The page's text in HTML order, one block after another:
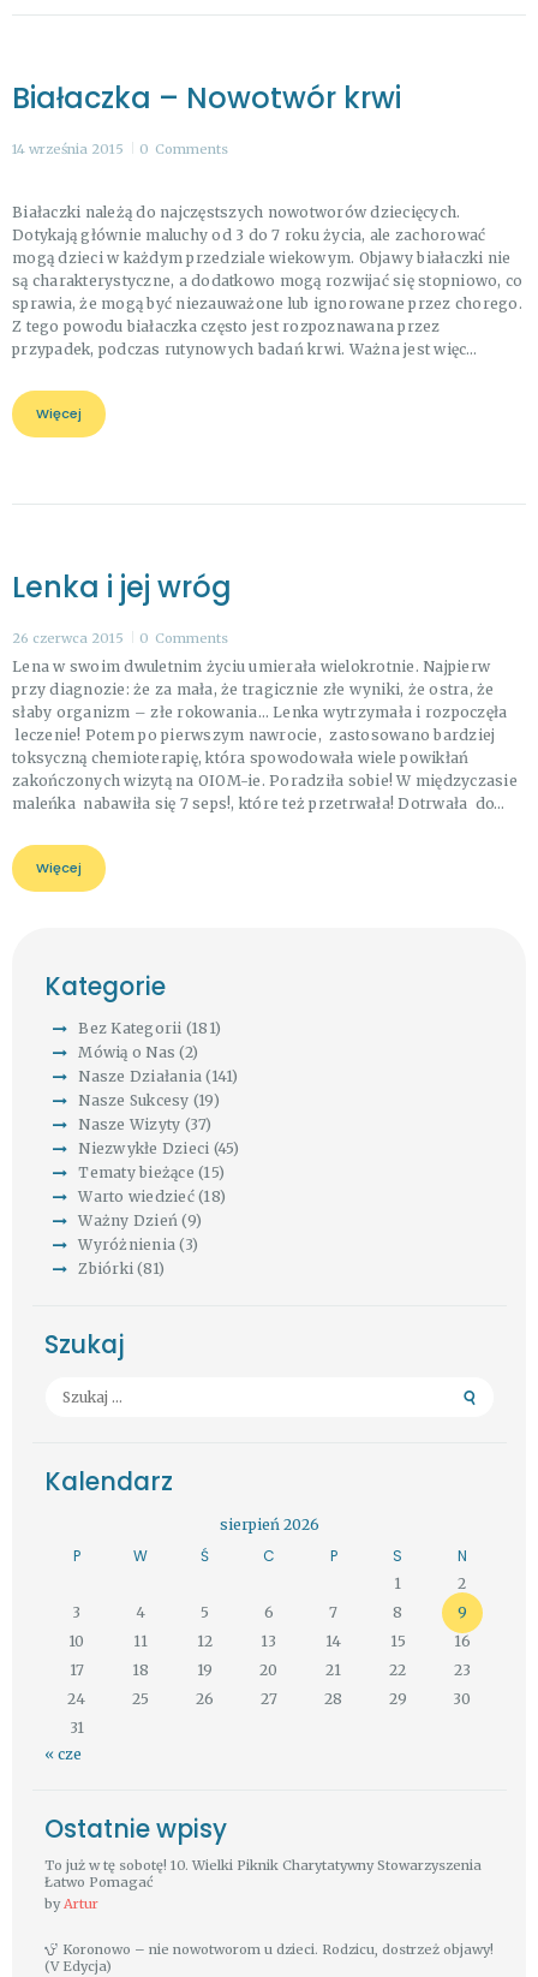
Białaczka – Nowotwór krwi
14 września 2015 0 Comments
Białaczki należą do najczęstszych nowotworów dziecięcych.
Dotykają głównie maluchy od 3 do 7 roku życia, ale zachorować
mogą dzieci w każdym przedziale wiekowym. Objawy białaczki nie
są charakterystyczne, a dodatkowo mogą rozwijać się stopniowo, co
sprawia, że mogą być niezauważone lub ignorowane przez chorego.
Z tego powodu białaczka często jest rozpoznawana przez
przypadek, podczas rutynowych badań krwi. Ważna jest więc…
Więcej
Lenka i jej wróg
26 czerwca 2015 0 Comments
Lena w swoim dwuletnim życiu umierała wielokrotnie. Najpierw
przy diagnozie: że za mała, że tragicznie złe wyniki, że ostra, że
słaby organizm – złe rokowania… Lenka wytrzymała i rozpoczęła
leczenie! Potem po pierwszym nawrocie, zastosowano bardziej
toksyczną chemioterapię, która spowodowała wiele powikłań
zakończonych wizytą na OIOM-ie. Poradziła sobie! W międzyczasie
maleńka nabawiła się 7 seps!, które też przetrwała! Dotrwała do…
Więcej
Kategorie
Bez Kategorii (181)
Mówią o Nas (2)
Nasze Działania (141)
Nasze Sukcesy (19)
Nasze Wizyty (37)
Niezwykłe Dzieci (45)
Tematy bieżące (15)
Warto wiedzieć(18)
Ważny Dzień (9)
Wyróżnienia (3)
Zbiórki (81)
Szukaj
Szukaj:
Kalendarz
sierpień 2026
P W Ś C P S N
1
2
3
4 5 6 7 8
9
10
11 12 13 14 15
16
17
18 19 20 21 22
23
24
25 26 27 28 29
30
31
« cze
Ostatnie wpisy
To już w tę sobotę! 10. Wielki Piknik Charytatywny Stowarzyszenia
Łatwo Pomagać
byArtur
Koronowo – nie nowotworom u dzieci. Rodzicu, dostrzeż objawy!
(V Edycja)